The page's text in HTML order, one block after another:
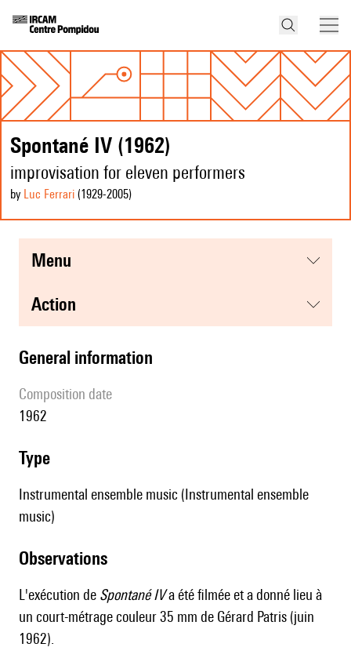
Spontané IV (1962)
improvisation for eleven performers
by Luc Ferrari (1929-2005)
menu
action
general information
composition date
1962
type
Instrumental ensemble music (Instrumental ensemble
music)
observations
L'exécution de Spontané IVa été filmée et a donné lieu à
un court-métrage couleur 35 mm de Gérard Patris (juin
1962).